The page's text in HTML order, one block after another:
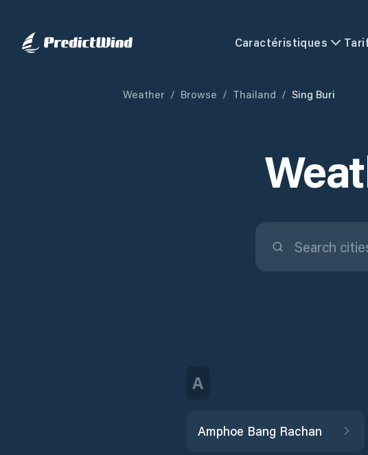
Caractéristiques
Weather / Browse / Thailand / Sing Buri
A
Amphoe Bang Rachan